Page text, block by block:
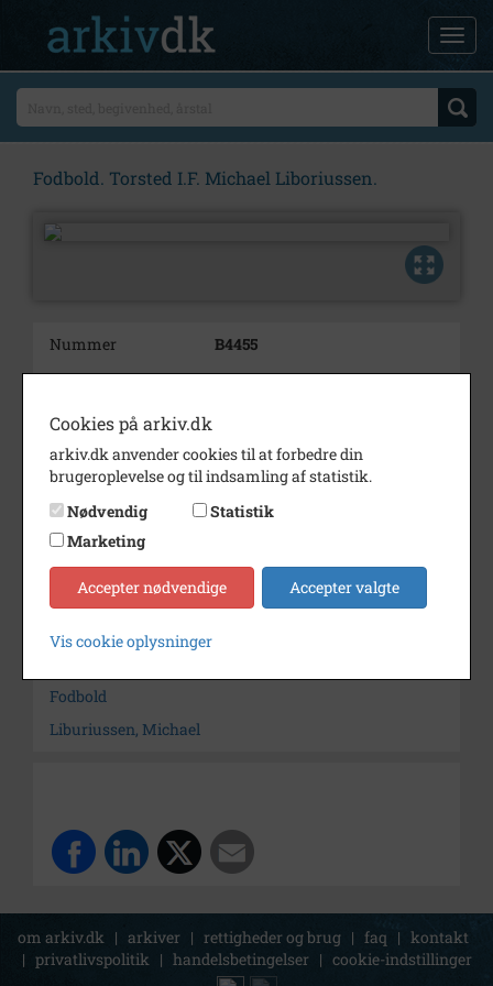
Fodbold. Torsted I.F. Michael Liboriussen.
Nummer
B4455
Beskrivelse
Årstal
2007
Dateringsnote
Fotograf
Arkiv
Horsens Idrætsarkiv
Fodbold
Liburiussen, Michael
om arkiv.dk | arkiver | rettigheder og brug | faq | kontakt
| privatlivspolitik | handelsbetingelser | cookie-indstillinger
Cookies på arkiv.dk
arkiv.dk anvender cookies til at forbedre din
brugeroplevelse og til indsamling af statistik.
Nødvendig
Statistik
Marketing
Accepter nødvendige Accepter valgte
Vis cookie oplysninger